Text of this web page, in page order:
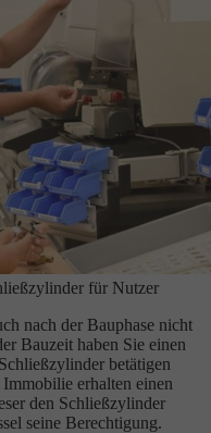
für Nutzer
nach der Bauphase nicht
Bauzeit haben Sie einen
betätigen
erhalten einen
den Schließzylinder
seine Berechtigung.